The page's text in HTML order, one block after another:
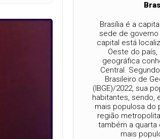
Brasília é a
sede de
capital está
Oeste do
geográfica
Central.
Brasileiro de
(IBGE)/2022, sua
habitantes, sendo,
mais populosa do
região
também a
mais